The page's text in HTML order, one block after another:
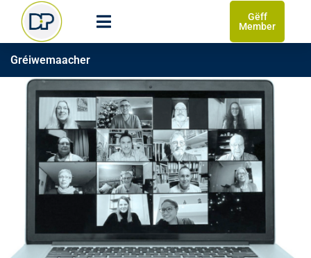
Gëff
Member
Gréiwemaacher